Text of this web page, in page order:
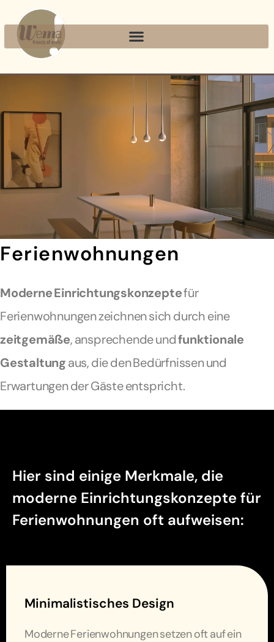
Ferienwohnungen
Moderne Einrichtungskonzeptefür
Ferienwohnungen zeichnen sich durch eine
zeitgemäße, ansprechende undfunktionale
Gestaltungaus, die den Bedürfnissen und
Erwartungen der Gäste entspricht.
Hier sind einige Merkmale, die
moderne Einrichtungskonzepte für
Ferienwohnungen oft aufweisen:
Minimalistisches Design
Moderne Ferienwohnungen setzen oft auf ein